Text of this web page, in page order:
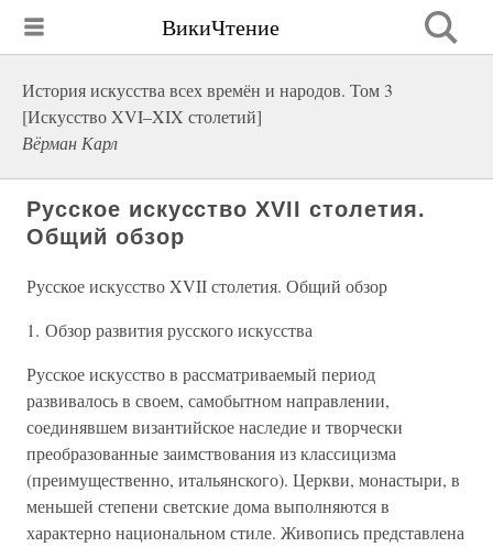
ВикиЧтение
История искусства всех времён и народов. Том 3
[Искусство XVI–XIX столетий]
Вёрман Карл
Русское искусство XVII столетия.
Общий обзор
Русское искусство XVII столетия. Общий обзор
1. Обзор развития русского искусства
Русское искусство в рассматриваемый период
развивалось в своем, самобытном направлении,
соединявшем византийское наследие и творчески
преобразованные заимствования из классицизма
(преимущественно, итальянского). Церкви, монастыри, в
меньшей степени светские дома выполняются в
характерно национальном стиле. Живопись представлена